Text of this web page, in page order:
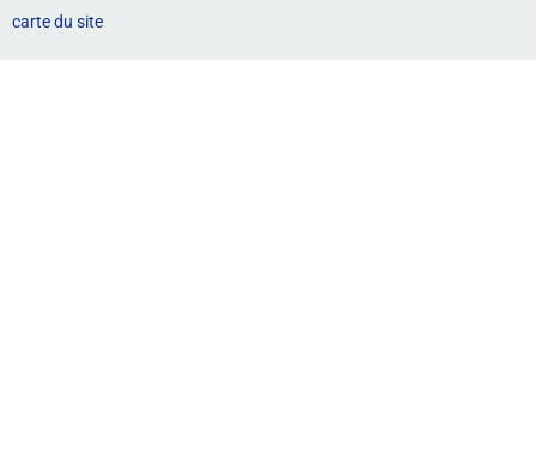
carte du site